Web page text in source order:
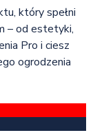
który spełni
– od estetyki,
Pro i ciesz
ogrodzenia